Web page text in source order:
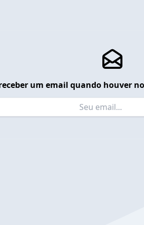
um email quando houver